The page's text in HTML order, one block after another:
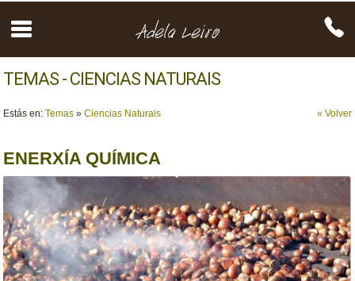
TEMAS - CIENCIAS NATURAIS
« Volver
Estás en:Temas »Ciencias Naturais
ENERXÍA QUÍMICA